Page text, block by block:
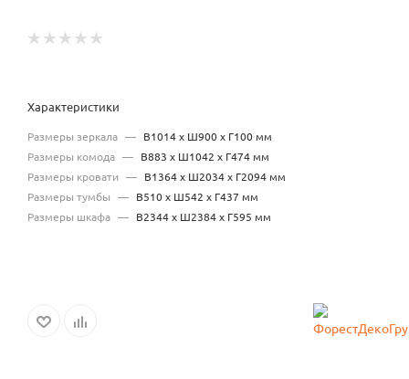
Характеристики
Размеры зеркала — В1014 х Ш900 х Г100 мм
Размеры комода — В883 х Ш1042 х Г474 мм
Размеры кровати — В1364 х Ш2034 х Г2094 мм
Размеры тумбы — В510 х Ш542 х Г437 мм
Размеры шкафа — В2344 х Ш2384 х Г595 мм